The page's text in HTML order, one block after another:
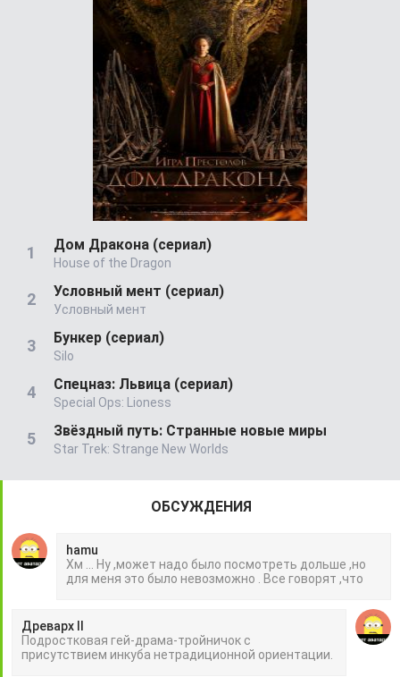
Дом Дракона (сериал)
House of the Dragon
Условный мент (сериал)
Условный мент
Бункер (сериал)
Silo
Спецназ: Львица (сериал)
Special Ops: Lioness
Звёздный путь: Странные новые миры
Star Trek: Strange New Worlds
ОБСУЖДЕНИЯ
hamu
Хм ... Ну ,может надо было посмотреть дольше ,но
для меня это было невозможно . Все говорят ,что
Древарх II
Подростковая гей-драма-тройничок с
присутствием инкуба нетрадиционной ориентации.